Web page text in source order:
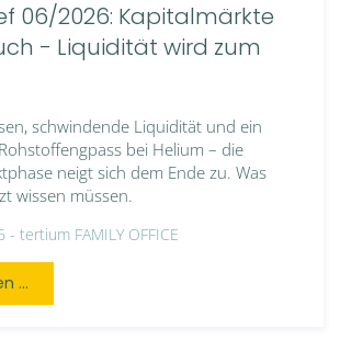
06/2026: Kapitalmärkte
- Liquidität wird zum
schwindende Liquidität und ein
bei Helium – die
neigt sich dem Ende zu. Was
wissen müssen.
- tertium FAMILY OFFICE
...